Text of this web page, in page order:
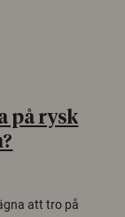
på rysk
att tro på